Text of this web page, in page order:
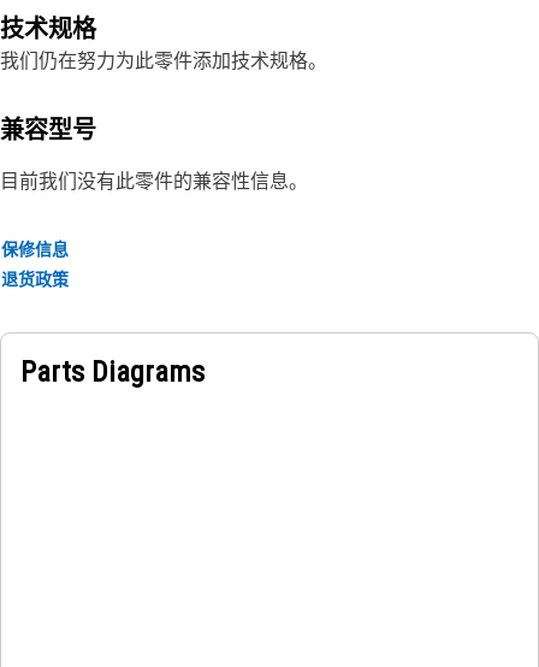
技术规格
我们仍在努力为此零件添加技术规格。
兼容型号
目前我们没有此零件的兼容性信息。
保修信息
退货政策
Parts Diagrams